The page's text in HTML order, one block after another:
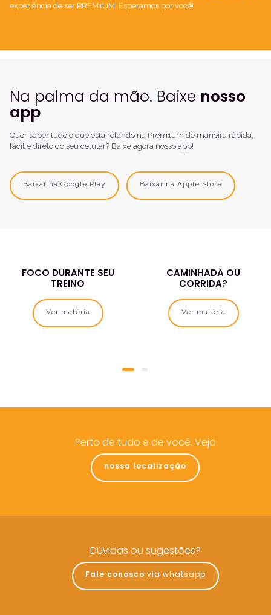
experiência de ser PREM1UM. Esperamos por você!
Na palma da mão. Baixe nosso
app
Quer saber tudo o que está rolando na Prem1um de maneira rápida,
fácil e direto do seu celular? Baixe agora nosso app!
Baixar na Google Play Baixar na Apple Store
FOCO DURANTE SEU
TREINO
Ver matéria
CAMINHADA OU
CORRIDA?
Ver matéria
Perto de tudo e de você. Veja
nossa localização
Dúvidas ou sugestões?
Fale conosco via whatsapp